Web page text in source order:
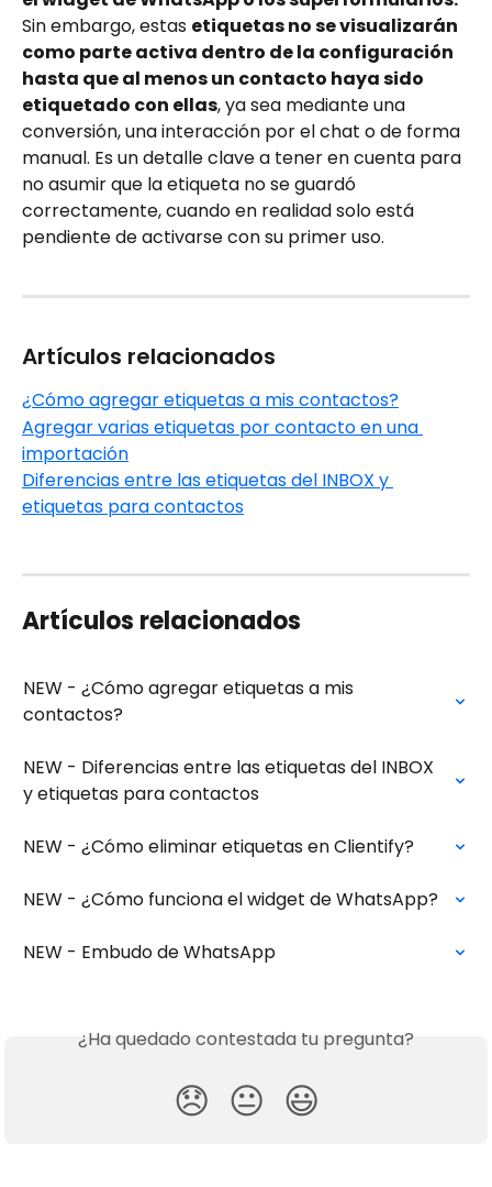
Sin embargo, estas etiquetas no se visualizarán
como parte activa dentro de la configuración
hasta que al menos un contacto haya sido
etiquetado con ellas, ya sea mediante una
conversión, una interacción por el chat o de forma
manual. Es un detalle clave a tener en cuenta para
no asumir que la etiqueta no se guardó
correctamente, cuando en realidad solo está
pendiente de activarse con su primer uso.
Artículos relacionados
¿Cómo agregar etiquetas a mis contactos?
Agregar varias etiquetas por contacto en una
importación
Diferencias entre las etiquetas del INBOX y
etiquetas para contactos
Artículos relacionados
NEW - ¿Cómo agregar etiquetas a mis
contactos?
NEW - Diferencias entre las etiquetas del INBOX
y etiquetas para contactos
NEW - ¿Cómo eliminar etiquetas en Clientify?
NEW - ¿Cómo funciona el widget de WhatsApp?
NEW - Embudo de WhatsApp
¿Ha quedado contestada tu pregunta?
😞 😐 😃